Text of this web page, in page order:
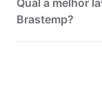
Qual a melhor
Brastemp?